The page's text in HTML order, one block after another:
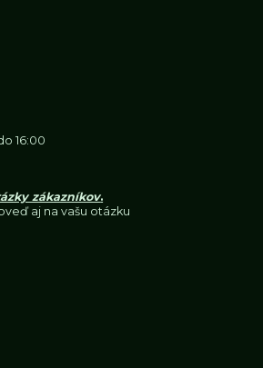
16:00
zákazníkov.
aj na vašu otázku